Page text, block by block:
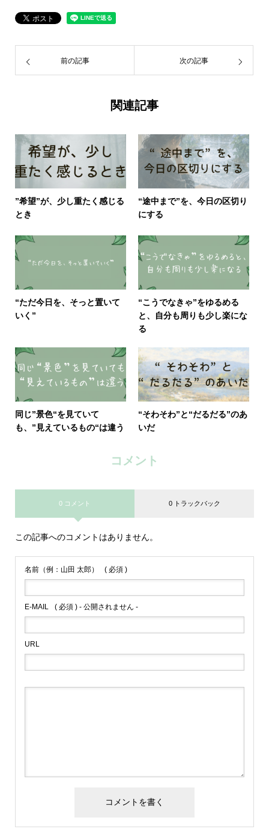
前の記事 次の記事
関連記事
”希望”が、少し重たく感じる
とき
“途中まで”を、今日の区切り
にする
“ただ今日を、そっと置いて
いく”
“こうでなきゃ”をゆるめる
と、自分も周りも少し楽にな
る
同じ”景色“を見ていて
も、”見えているもの“は違う
“そわそわ”と“だるだる”のあ
いだ
コメント
0 コメント 0 トラックバック
この記事へのコメントはありません。
名前（例：山田 太郎） ( 必須 )
E-MAIL ( 必須 ) - 公開されません -
URL